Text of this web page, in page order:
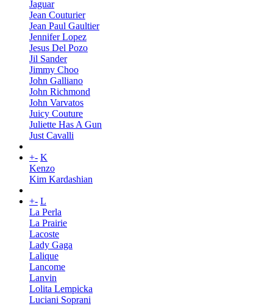
Jaguar
Jean Couturier
Jean Paul Gaultier
Jennifer Lopez
Jesus Del Pozo
Jil Sander
Jimmy Choo
John Galliano
John Richmond
John Varvatos
Juicy Couture
Juliette Has A Gun
Just Cavalli
+- K
Kenzo
Kim Kardashian
+- L
La Perla
La Prairie
Lacoste
Lady Gaga
Lalique
Lancome
Lanvin
Lolita Lempicka
Luciani Soprani